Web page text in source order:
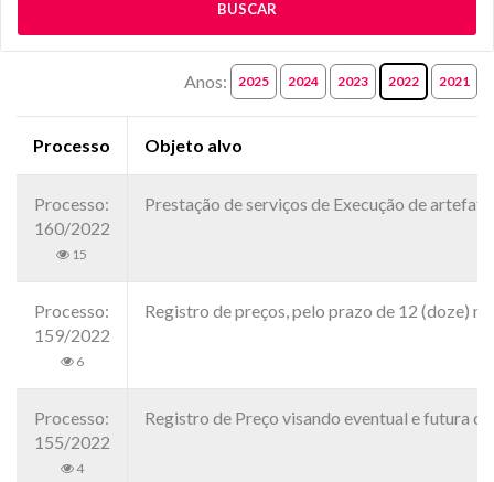
BUSCAR
Anos: 2025 2024 2023 2022 2021
Processo Objeto alvo
Processo:
160/2022
15
Prestação de serviços de Execução de
Processo:
159/2022
6
Registro de preços, pelo prazo de 12 (doze)
Processo:
155/2022
4
Registro de Preço visando eventual e futura